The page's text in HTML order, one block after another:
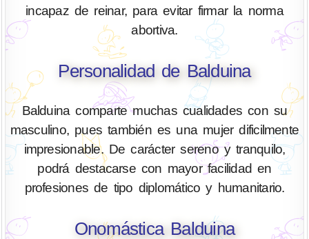
incapaz de reinar, para evitar firmar la norma
abortiva.
Personalidad de Balduina
Balduina comparte muchas cualidades con su
masculino, pues también es una mujer dificilmente
impresionable. De carácter sereno y tranquilo,
podrá destacarse con mayor facilidad en
profesiones de tipo diplomático y humanitario.
Onomástica Balduina